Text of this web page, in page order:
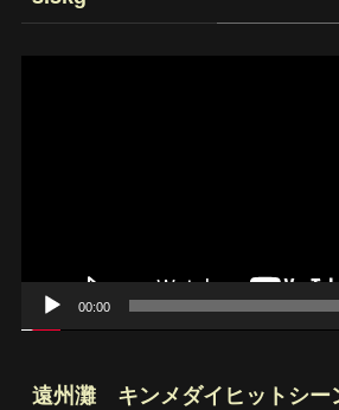
00:00
遠州灘 キンメダイヒットシー